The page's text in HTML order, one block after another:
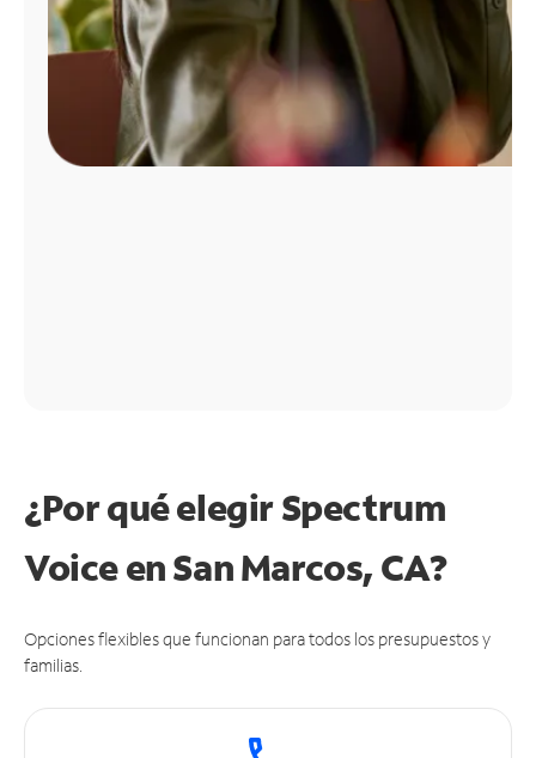
¿Por qué elegir Spectrum
Voice en San Marcos, CA?
Opciones flexibles que funcionan para todos los presupuestos y
familias.